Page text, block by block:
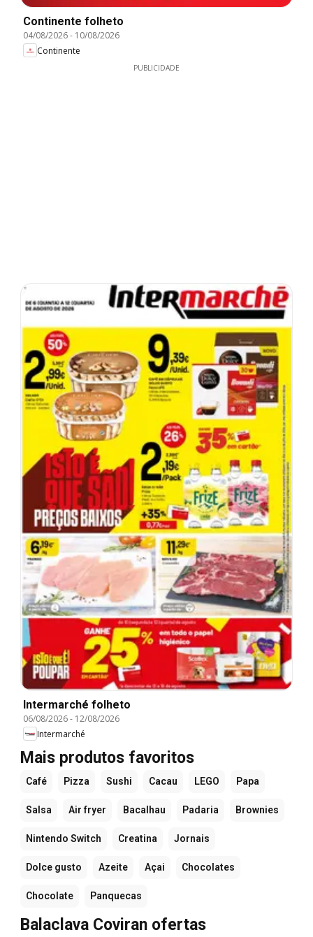
Continente folheto
04/08/2026- 10/08/2026
Continente
PUBLICIDADE
Intermarché folheto
06/08/2026- 12/08/2026
Intermarché
Mais produtos favoritos
Café Pizza Sushi Cacau LEGO Papa
Salsa Air fryer Bacalhau Padaria Brownies
Nintendo Switch Creatina Jornais
Dolce gusto Azeite Açai Chocolates
Chocolate Panquecas
Balaclava Coviran ofertas